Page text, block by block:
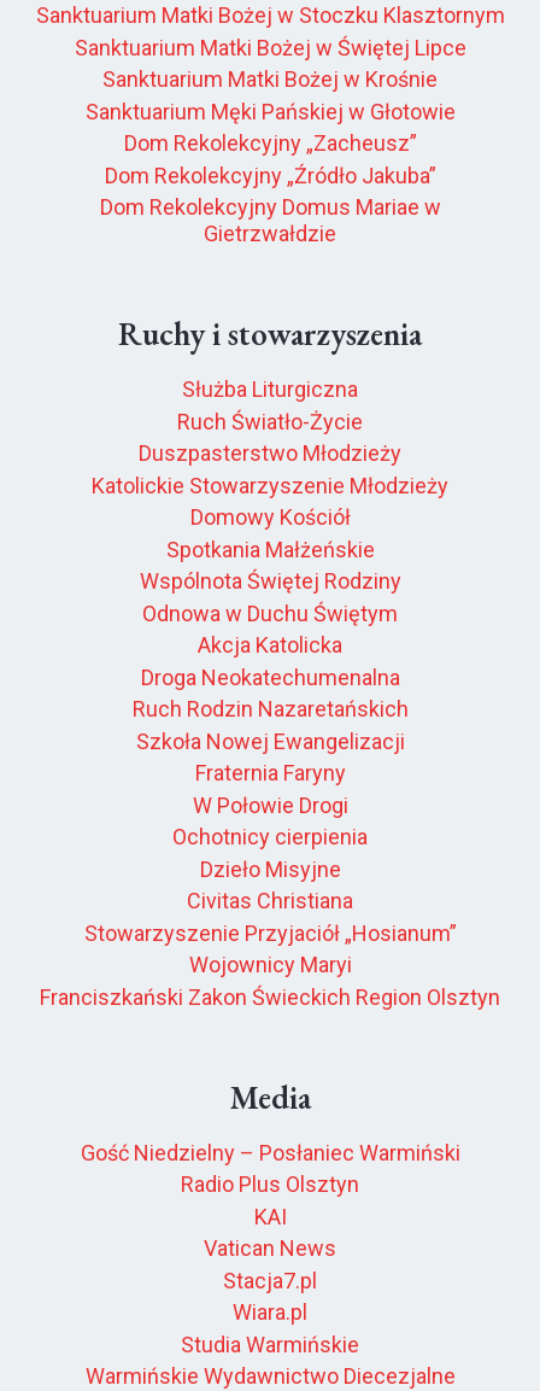
Sanktuarium Matki Bożej w Stoczku Klasztornym
Sanktuarium Matki Bożej w Świętej Lipce
Sanktuarium Matki Bożej w Krośnie
Sanktuarium Męki Pańskiej w Głotowie
Dom Rekolekcyjny „Zacheusz”
Dom Rekolekcyjny „Źródło Jakuba”
Dom Rekolekcyjny Domus Mariae w
Gietrzwałdzie
Ruchy i stowarzyszenia
Służba Liturgiczna
Ruch Światło-Życie
Duszpasterstwo Młodzieży
Katolickie Stowarzyszenie Młodzieży
Domowy Kościół
Spotkania Małżeńskie
Wspólnota Świętej Rodziny
Odnowa w Duchu Świętym
Akcja Katolicka
Droga Neokatechumenalna
Ruch Rodzin Nazaretańskich
Szkoła Nowej Ewangelizacji
Fraternia Faryny
W Połowie Drogi
Ochotnicy cierpienia
Dzieło Misyjne
Civitas Christiana
Stowarzyszenie Przyjaciół „Hosianum”
Wojownicy Maryi
Franciszkański Zakon Świeckich Region Olsztyn
Media
Gość Niedzielny – Posłaniec Warmiński
Radio Plus Olsztyn
KAI
Vatican News
Stacja7.pl
Wiara.pl
Studia Warmińskie
Warmińskie Wydawnictwo Diecezjalne